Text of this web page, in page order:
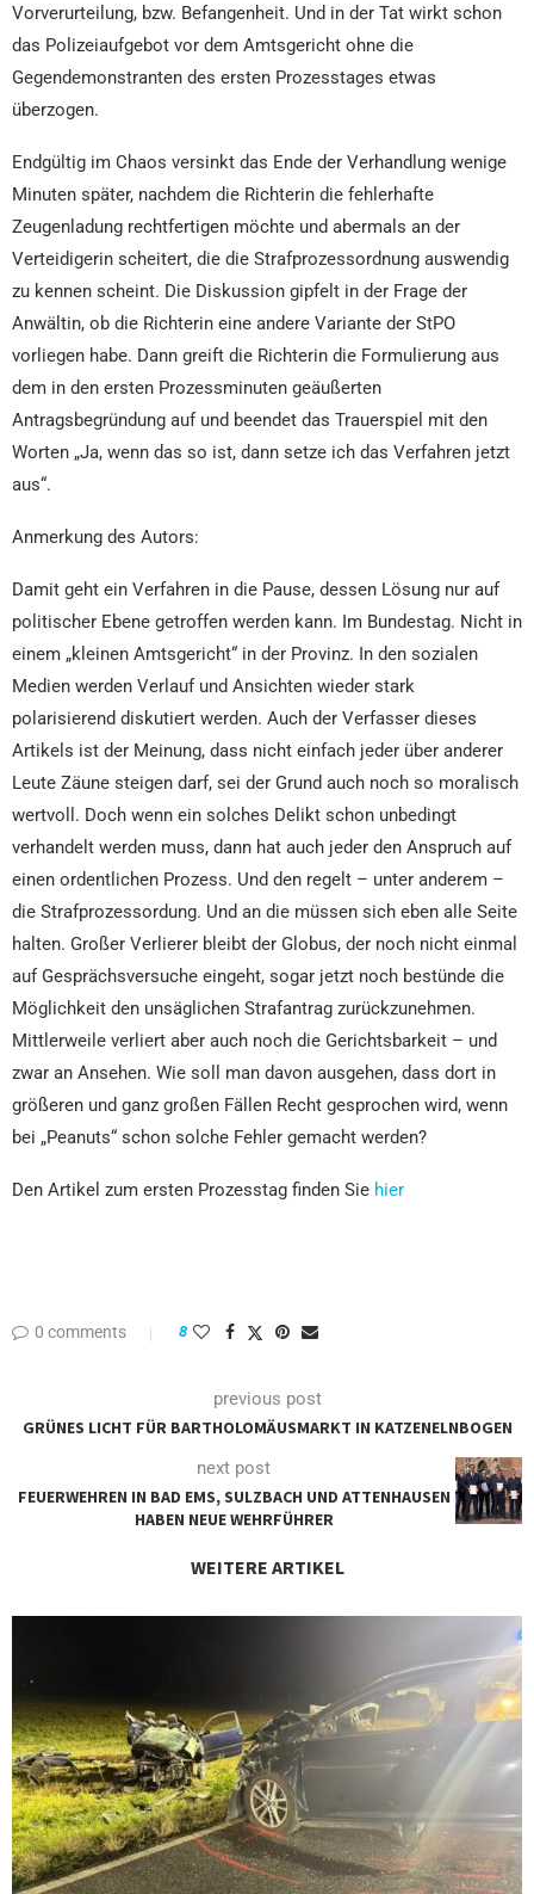
Vorverurteilung, bzw. Befangenheit. Und in der Tat wirkt schon
das Polizeiaufgebot vor dem Amtsgericht ohne die
Gegendemonstranten des ersten Prozesstages etwas
überzogen.
Endgültig im Chaos versinkt das Ende der Verhandlung wenige
Minuten später, nachdem die Richterin die fehlerhafte
Zeugenladung rechtfertigen möchte und abermals an der
Verteidigerin scheitert, die die Strafprozessordnung auswendig
zu kennen scheint. Die Diskussion gipfelt in der Frage der
Anwältin, ob die Richterin eine andere Variante der StPO
vorliegen habe. Dann greift die Richterin die Formulierung aus
dem in den ersten Prozessminuten geäußerten
Antragsbegründung auf und beendet das Trauerspiel mit den
Worten „Ja, wenn das so ist, dann setze ich das Verfahren jetzt
aus“.
Anmerkung des Autors:
Damit geht ein Verfahren in die Pause, dessen Lösung nur auf
politischer Ebene getroffen werden kann. Im Bundestag. Nicht in
einem „kleinen Amtsgericht“ in der Provinz. In den sozialen
Medien werden Verlauf und Ansichten wieder stark
polarisierend diskutiert werden. Auch der Verfasser dieses
Artikels ist der Meinung, dass nicht einfach jeder über anderer
Leute Zäune steigen darf, sei der Grund auch noch so moralisch
wertvoll. Doch wenn ein solches Delikt schon unbedingt
verhandelt werden muss, dann hat auch jeder den Anspruch auf
einen ordentlichen Prozess. Und den regelt – unter anderem –
die Strafprozessordung. Und an die müssen sich eben alle Seite
halten. Großer Verlierer bleibt der Globus, der noch nicht einmal
auf Gesprächsversuche eingeht, sogar jetzt noch bestünde die
Möglichkeit den unsäglichen Strafantrag zurückzunehmen.
Mittlerweile verliert aber auch noch die Gerichtsbarkeit – und
zwar an Ansehen. Wie soll man davon ausgehen, dass dort in
größeren und ganz großen Fällen Recht gesprochen wird, wenn
bei „Peanuts“ schon solche Fehler gemacht werden?
Den Artikel zum ersten Prozesstag finden Sie hier
0 comments 8
previous post
GRÜNES LICHT FÜR BARTHOLOMÄUSMARKT IN KATZENELNBOGEN
next post
FEUERWEHREN IN BAD EMS, SULZBACH UND ATTENHAUSEN
HABEN NEUE WEHRFÜHRER
WEITERE ARTIKEL